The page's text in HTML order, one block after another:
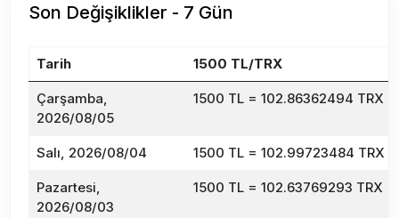
Son Değişiklikler - 7 Gün
Tarih 1500 TL/TRX
Çarşamba,
2026/08/05
1500 TL = 102.86362494 TRX
Salı, 2026/08/04 1500 TL = 102.99723484 TRX
Pazartesi,
2026/08/03
1500 TL = 102.63769293 TRX